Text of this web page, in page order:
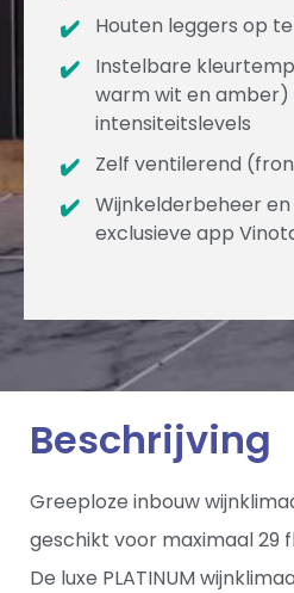
Houten leggers op
Instelbare
warm wit en
intensiteitslevels
Zelf ventilerend
Wijnkelderbeheer
exclusieve app
Beschrijving
Greeploze inbouw
geschikt voor maximaal 29
De luxe PLATINUM